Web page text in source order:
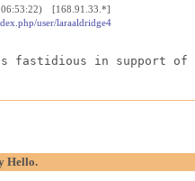
06:53:22) [168.91.33.*]
user/laraaldridge4
fastidious in support of
Hello.